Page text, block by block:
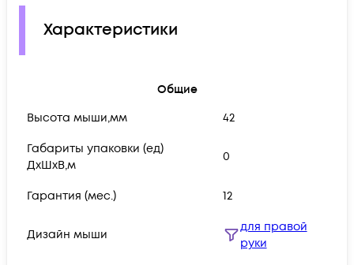
Характеристики
Общие
Высота мыши,мм
42
Габариты упаковки (ед)
ДхШхВ,м
0
Гарантия (мес.) 12
Дизайн мыши
для правой
руки